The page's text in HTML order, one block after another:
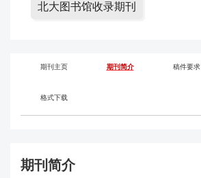
北大图书馆收录期刊
期刊主页 期刊简介 稿件要求
格式下载
期刊简介